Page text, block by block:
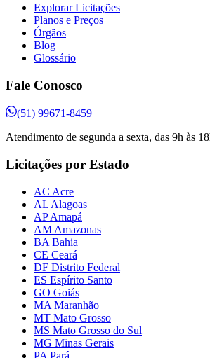
Explorar Licitações
Planos e Preços
Órgãos
Blog
Glossário
Fale Conosco
(51) 99671-8459
Atendimento de segunda a sexta, das 9h às
Licitações por Estado
AC Acre
AL Alagoas
AP Amapá
AM Amazonas
BA Bahia
CE Ceará
DF Distrito Federal
ES Espírito Santo
GO Goiás
MA Maranhão
MT Mato Grosso
MS Mato Grosso do Sul
MG Minas Gerais
PA Pará